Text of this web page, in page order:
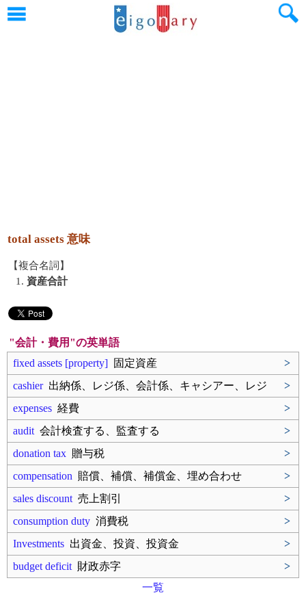
total assets 意味
【複合名詞】
1. 資産合計
"会計・費用"の英単語
fixed assets [property] 固定資産
>
cashier出納係、レジ係、会計係、キャシアー、レジ
>
expenses 経費
>
audit 会計検査する、監査する
>
donation tax 贈与税
>
compensation 賠償、補償、補償金、埋め合わせ
>
sales discount 売上割引
>
consumption duty 消費税
>
Investments 出資金、投資、投資金
>
budget deficit 財政赤字
>
一覧